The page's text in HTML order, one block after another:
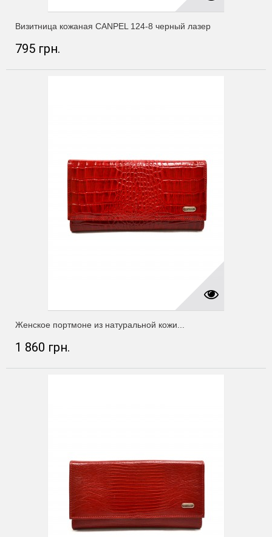
Визитница кожаная CANPEL 124-8 черный лазер
795 грн.
Женское портмоне из натуральной кожи...
1 860 грн.